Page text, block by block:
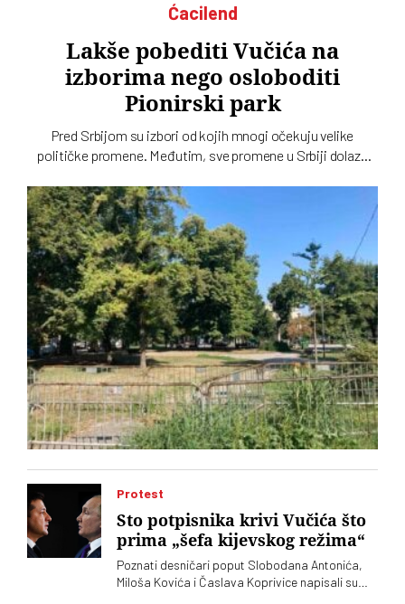
Ćacilend
Lakše pobediti Vučića na
izborima nego osloboditi
Pionirski park
Pred Srbijom su izbori od kojih mnogi očekuju velike
političke promene. Međutim, sve promene u Srbiji dolaze
„Ćacilend” još uvek okupira Pionirski
Protest
Sto potpisnika krivi Vučića što
prima „šefa kijevskog režima“
Poznati desničari poput Slobodana Antonića,
Miloša Kovića i Časlava Koprivice napisali su